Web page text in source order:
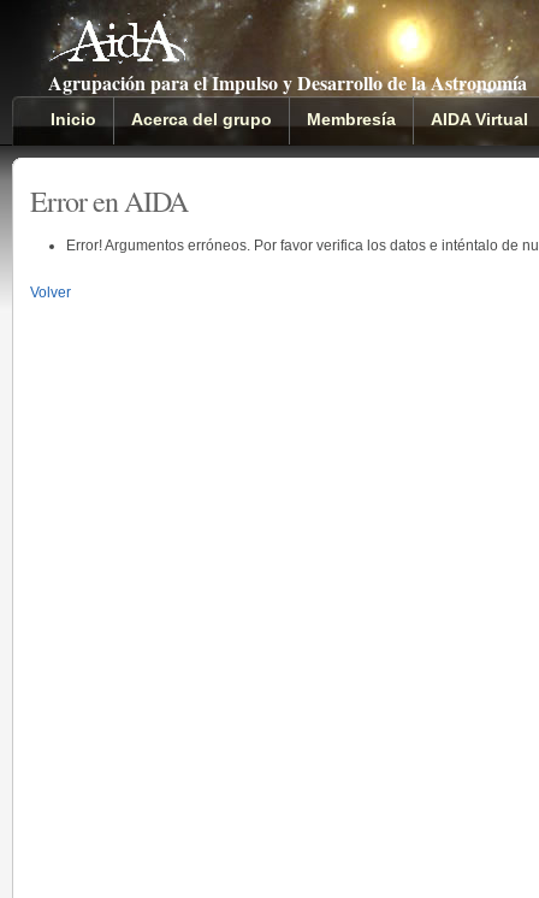
Agrupación para el Impulso y Desarrollo de la Astronomía
Inicio Acerca del grupo Membresía AIDA Virtual
Error en AIDA
Error! Argumentos erróneos. Por favor verifica los datos e inténtalo de
Volver